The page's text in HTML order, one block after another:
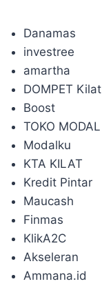
Danamas
investree
amartha
DOMPET Kilat
Boost
TOKO MODAL
Modalku
KTA KILAT
Kredit Pintar
Maucash
Finmas
KlikA2C
Akseleran
Ammana.id